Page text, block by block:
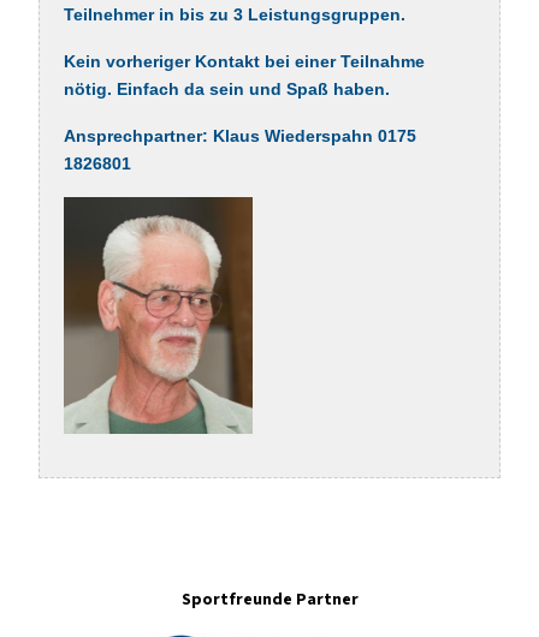
Teilnehmer in bis zu 3 Leistungsgruppen.
Kein vorheriger Kontakt bei einer Teilnahme
nötig. Einfach da sein und Spaß haben.
Ansprechpartner: Klaus Wiederspahn 0175
1826801
Sportfreunde Partner